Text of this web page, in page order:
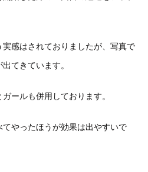
感はされておりましたが、写真で
てきています。
ールも併用しております。
やったほうが効果は出やすいで